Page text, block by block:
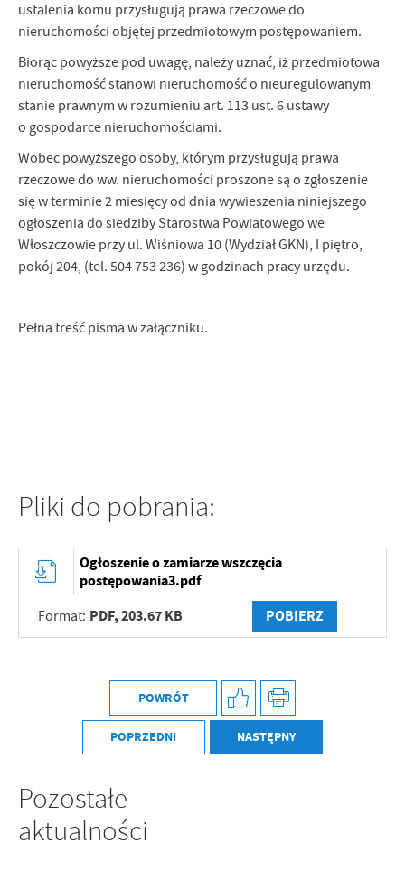
ustalenia komu przysługują prawa rzeczowe do
nieruchomości objętej przedmiotowym postępowaniem.
Biorąc powyższe pod uwagę, należy uznać, iż przedmiotowa
nieruchomość stanowi nieruchomość o nieuregulowanym
stanie prawnym w rozumieniu art. 113 ust. 6 ustawy
o gospodarce nieruchomościami.
Wobec powyższego osoby, którym przysługują prawa
rzeczowe do ww. nieruchomości proszone są o zgłoszenie
się w terminie 2 miesięcy od dnia wywieszenia niniejszego
ogłoszenia do siedziby Starostwa Powiatowego we
Włoszczowie przy ul. Wiśniowa 10 (Wydział GKN), I piętro,
pokój 204, (tel. 504 753 236) w godzinach pracy urzędu.
Pełna treść pisma w załączniku.
Pliki do pobrania:
Ogłoszenie o zamiarze wszczęcia
postępowania3.pdf
Format: PDF,203.67 KB POBIERZ
POWRÓT
POPRZEDNI NASTĘPNY
Pozostałe
aktualności